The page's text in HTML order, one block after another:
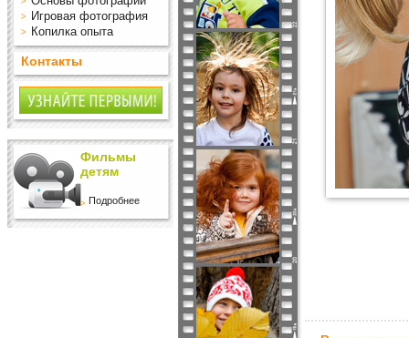
Игровая фотография
Копилка опыта
Контакты
Фильмы
детям
Подробнее